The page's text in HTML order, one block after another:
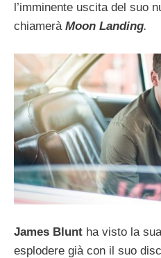
l’imminente uscita del suo
chiamerà Moon Landing.
James Blunt ha visto la
esplodere già con il suo